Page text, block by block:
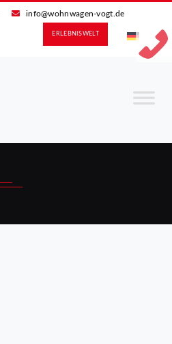
info@wohnwagen-vogt.de
ERLEBNIS­WELT